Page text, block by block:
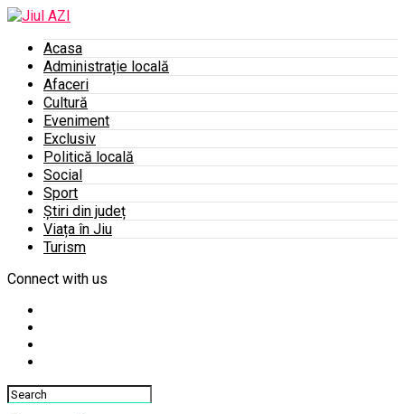
Acasa
Administrație locală
Afaceri
Cultură
Eveniment
Exclusiv
Politică locală
Social
Sport
Știri din județ
Viața în Jiu
Turism
Connect with us